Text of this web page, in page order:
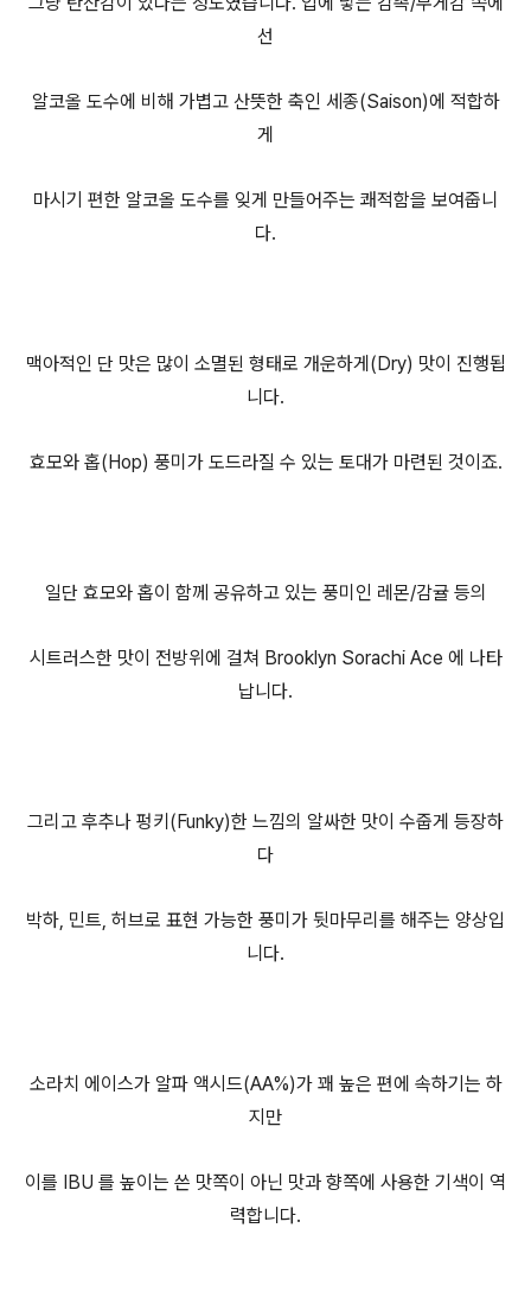
선
알코올 도수에 비해 가볍고 산뜻한 축인 세종(Saison)에 적합하
게
마시기 편한 알코올 도수를 잊게 만들어주는 쾌적함을 보여줍니
다.
맥아적인 단 맛은 많이 소멸된 형태로 개운하게(Dry) 맛이 진행됩
니다.
효모와 홉(Hop) 풍미가 도드라질 수 있는 토대가 마련된 것이죠.
일단 효모와 홉이 함께 공유하고 있는 풍미인 레몬/감귤 등의
시트러스한 맛이 전방위에 걸쳐 Brooklyn Sorachi Ace 에 나타
납니다.
그리고 후추나 펑키(Funky)한 느낌의 알싸한 맛이 수줍게 등장하
다
박하, 민트, 허브로 표현 가능한 풍미가 뒷마무리를 해주는 양상입
니다.
소라치 에이스가 알파 액시드(AA%)가 꽤 높은 편에 속하기는 하
지만
이를 IBU 를 높이는 쓴 맛쪽이 아닌 맛과 향쪽에 사용한 기색이 역
력합니다.